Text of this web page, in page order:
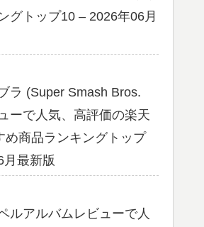
グトップ10 – 2026年06月
ラ (Super Smash Bros.
ーで人気、高評価の楽天
め商品ランキングトップ
月最新版
ルアルバムレビューで人